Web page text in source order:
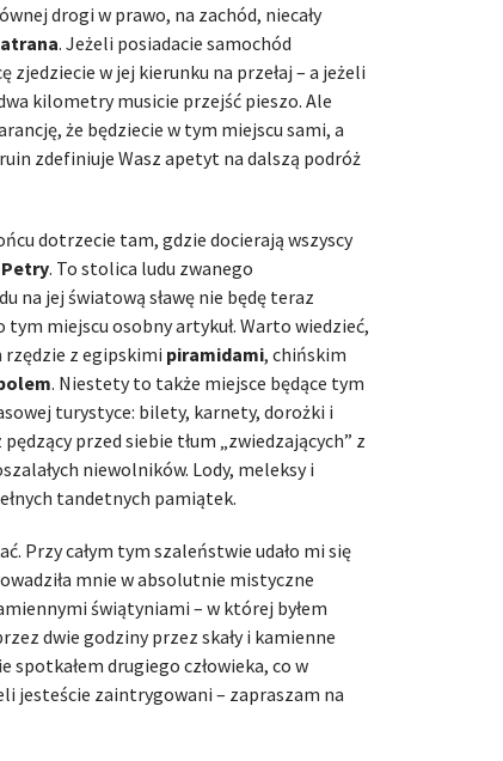
drogi w prawo, na zachód, niecały
. Jeżeli posiadacie samochód
w jej kierunku na przełaj – a jeżeli
kilometry musicie przejść pieszo. Ale
że będziecie w tym miejscu sami, a
zdefiniuje Wasz apetyt na dalszą podróż
dotrzecie tam, gdzie docierają wszyscy
Petry. To stolica ludu zwanego
na jej światową sławę nie będę teraz
tym miejscu osobny artykuł. Warto wiedzieć,
rzędzie z egipskimi piramidami, chińskim
. Niestety to także miejsce będące tym
turystyce: bilety, karnety, dorożki i
przed siebie tłum „zwiedzających” z
niewolników. Lody, meleksy i
tandetnych pamiątek.
Przy całym tym szaleństwie udało mi się
mnie w absolutnie mistyczne
świątyniami – w której byłem
dwie godziny przez skały i kamienne
spotkałem drugiego człowieka, co w
jesteście zaintrygowani – zapraszam na